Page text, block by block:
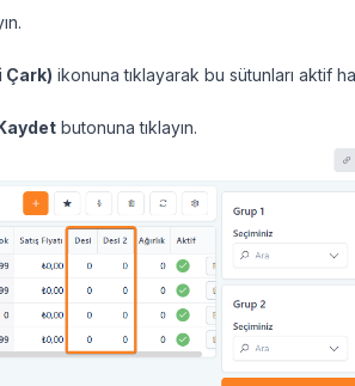
Çark) ikonuna tıklayarak bu sütunları aktif
butonuna tıklayın.